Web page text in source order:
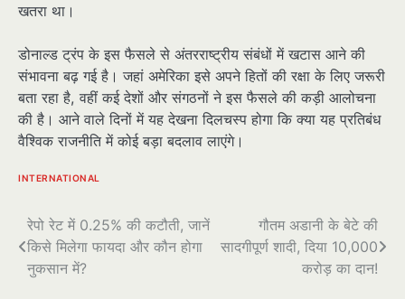
खतरा था।
डोनाल्ड ट्रंप के इस फैसले से अंतरराष्ट्रीय संबंधों में खटास आने की
संभावना बढ़ गई है। जहां अमेरिका इसे अपने हितों की रक्षा के लिए जरूरी
बता रहा है, वहीं कई देशों और संगठनों ने इस फैसले की कड़ी आलोचना
की है। आने वाले दिनों में यह देखना दिलचस्प होगा कि क्या यह प्रतिबंध
वैश्विक राजनीति में कोई बड़ा बदलाव लाएंगे।
INTERNATIONAL
पोस्ट
नेविगेशन
रेपो रेट में 0.25% की कटौती, जानें
किसे मिलेगा फायदा और कौन होगा
नुकसान में?
गौतम अडानी के बेटे की
सादगीपूर्ण शादी, दिया 10,000
करोड़ का दान!